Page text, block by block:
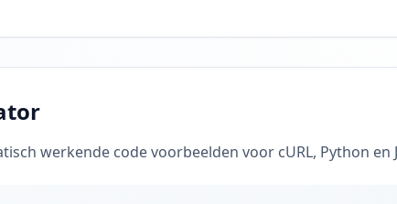
werkende code voorbeelden voor cURL, Python en